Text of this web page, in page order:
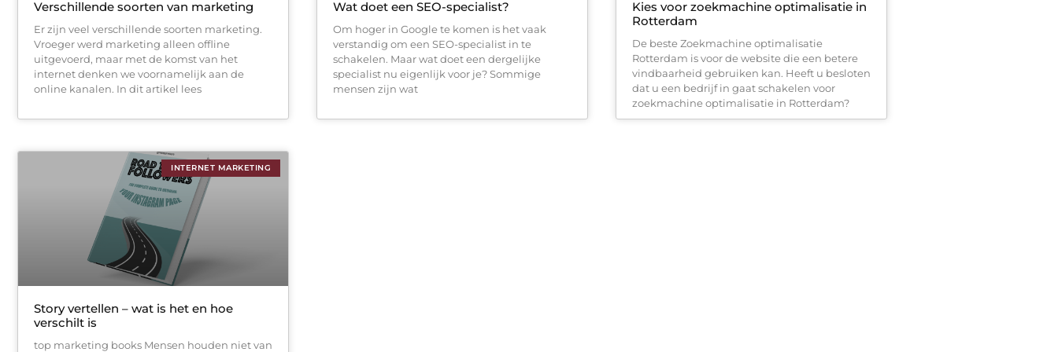
Verschillende soorten van marketing
Er zijn veel verschillende soorten marketing.
Vroeger werd marketing alleen offline
uitgevoerd, maar met de komst van het
internet denken we voornamelijk aan de
online kanalen. In dit artikel lees
Wat doet een SEO-specialist?
Om hoger in Google te komen is het vaak
verstandig om een SEO-specialist in te
schakelen. Maar wat doet een dergelijke
specialist nu eigenlijk voor je? Sommige
mensen zijn wat
Kies voor zoekmachine optimalisatie in
Rotterdam
De beste Zoekmachine optimalisatie
Rotterdam is voor de website die een betere
vindbaarheid gebruiken kan. Heeft u besloten
dat u een bedrijf in gaat schakelen voor
zoekmachine optimalisatie in Rotterdam?
INTERNET MARKETING
Story vertellen – wat is het en hoe
verschilt is
top marketing books Mensen houden niet van